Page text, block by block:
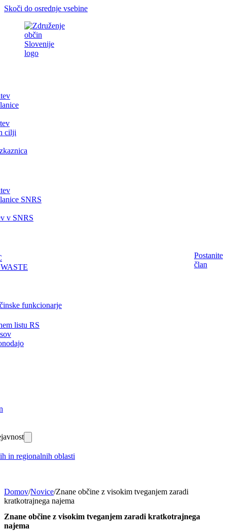
Skoči do osrednje vsebine
cilji
SNRS
v SNRS
funkcionarje
listu RS
in regionalnih oblasti
Postanite
član
Domov/Novice/Znane občine z visokim tveganjem zaradi
kratkotrajnega najema
Znane občine z visokim tveganjem zaradi kratkotrajnega
najema